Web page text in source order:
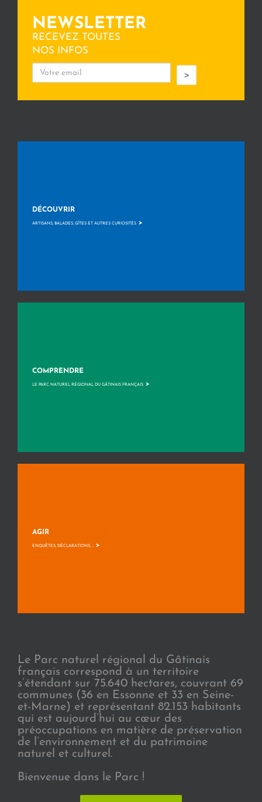
NEWSLETTER
RECEVEZ TOUTES
NOS INFOS
>
DÉCOUVRIR
ARTISANS, BALADES, GÎTES ET AUTRES CURIOSITÉS >
COMPRENDRE
LE PARC NATUREL RÉGIONAL DU GÂTINAIS FRANÇAIS >
AGIR
ENQUÊTES, DÉCLARATIONS, ... >
Le Parc naturel régional du Gâtinais
français correspond à un territoire
s’étendant sur 75.640 hectares, couvrant 69
communes (36 en Essonne et 33 en Seine-
et-Marne) et représentant 82.153 habitants
qui est aujourd’hui au cœur des
préoccupations en matière de préservation
de l’environnement et du patrimoine
naturel et culturel.
Bienvenue dans le Parc !